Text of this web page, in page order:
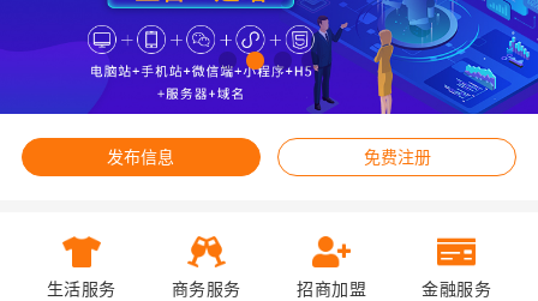
发布信息 免费注册
生活服务 商务服务 招商加盟 金融服务